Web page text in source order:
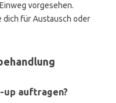
vorgesehen.
dich für Austausch oder
up auftragen?